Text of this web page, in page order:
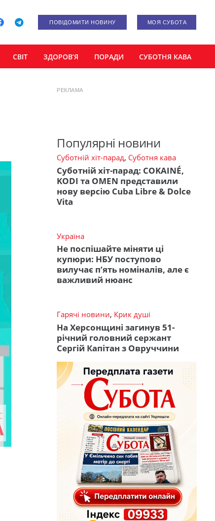
ПОВІДОМИТИ НОВИНУ МОЯ СУБОТА
СВІТ ЗДОРОВ’Я ПОРАДИ СУБОТНЯ КАВА
РЕКЛАМА
Популярні новини
Суботній хіт-парад, Суботня кава
Суботній хіт-парад: COKAINÉ,
KODI та OMEN представили
нову версію Cuba Libre & Dolce
Vita
Україна
Не поспішайте міняти ці
купюри: НБУ поступово
вилучає п’ять номіналів, але є
важливий нюанс
Гарячі новини, Крик душі
На Херсонщині загинув 51-
річний головний сержант
Сергій Капітан з Овруччини